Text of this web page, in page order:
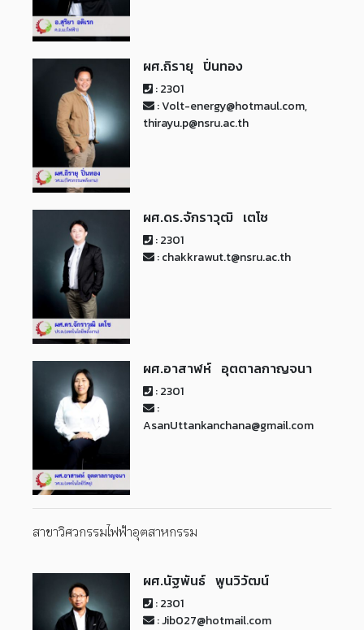
ผศ.ถิรายุ ปิ่นทอง
: 2301
: Volt-energy@hotmaul.com,
thirayu.p@nsru.ac.th
ผศ.ดร.จักราวุฒิ เตโช
: 2301
: chakkrawut.t@nsru.ac.th
ผศ.อาสาฬห์ อุตตาลกาญจนา
: 2301
:
AsanUttankanchana@gmail.com
สาขาวิศวกรรมไฟฟ้าอุตสาหกรรม
ผศ.นัฐพันธ์ พูนวิวัฒน์
: 2301
: Jib027@hotmail.com